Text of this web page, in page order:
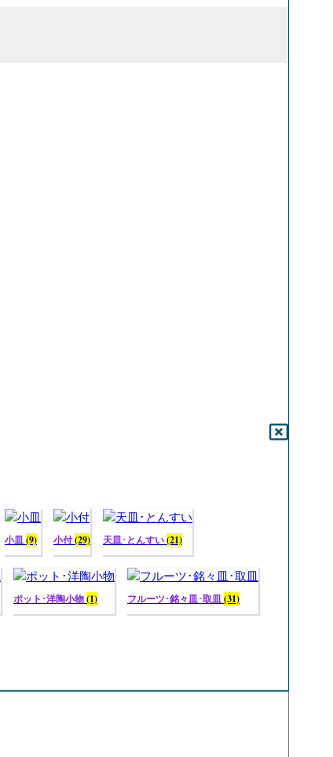
小皿(9) 小付(29) 天皿･とんすい(21)
ポット･洋陶小物(1) フルーツ･銘々皿･取皿(31)